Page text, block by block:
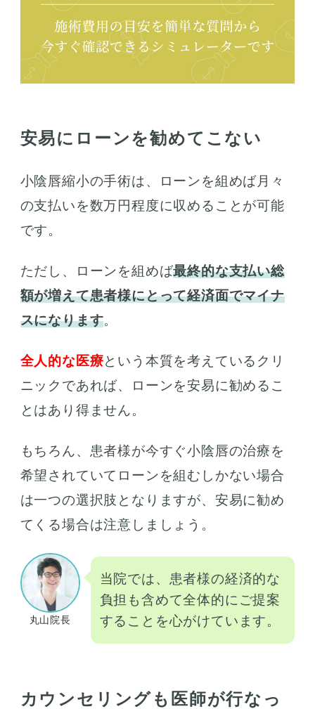
安易にローンを勧めてこない
小陰唇縮小の手術は、ローンを組めば月々
の支払いを数万円程度に収めることが可能
です。
ただし、ローンを組めば最終的な支払い総
額が増えて患者様にとって経済面でマイナ
スになります。
全人的な医療という本質を考えているクリ
ニックであれば、ローンを安易に勧めるこ
とはあり得ません。
もちろん、患者様が今すぐ小陰唇の治療を
希望されていてローンを組むしかない場合
は一つの選択肢となりますが、安易に勧め
てくる場合は注意しましょう。
丸山院長
当院では、患者様の経済的な
負担も含めて全体的にご提案
することを心がけています。
カウンセリングも医師が行なっ